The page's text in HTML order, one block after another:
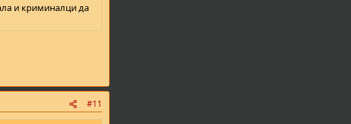
и криминалци да
#11